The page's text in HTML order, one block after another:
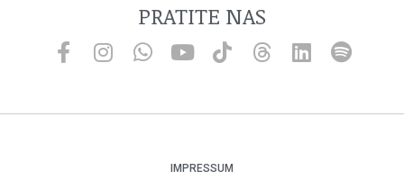
PRATITE NAS
IMPRESSUM